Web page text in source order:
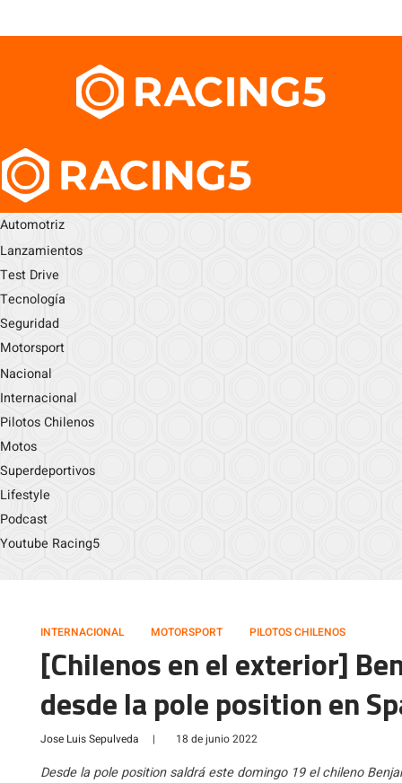
Automotriz
Lanzamientos
Test Drive
Tecnología
Seguridad
Motorsport
Nacional
Internacional
Pilotos Chilenos
Motos
Superdeportivos
Lifestyle
Podcast
Youtube Racing5
INTERNACIONAL MOTORSPORT PILOTOS CHILENOS
[Chilenos en el exterior]
desde la pole position en
Jose Luis Sepulveda | 18 de junio 2022
Desde la pole position saldrá este domingo 19 el chileno